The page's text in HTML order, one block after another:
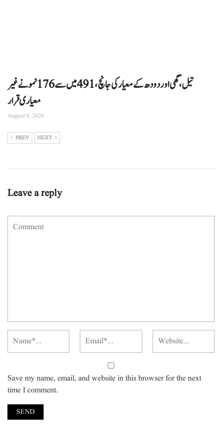
تیل، گھی اور دودھ کے معیار کی جانچ، 491 میں سے 176 نمونے غیر
معیاری قرار
August 8, 2026
PREV NEXT
Leave a reply
Save my name, email, and website in this browser for the next
time I comment.